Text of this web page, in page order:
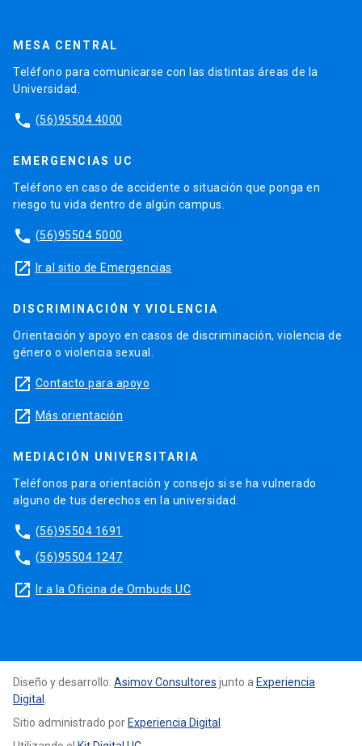
MESA CENTRAL
Teléfono para comunicarse con las distintas áreas de la
Universidad.
phone (56)95504 4000
EMERGENCIAS UC
Teléfono en caso de accidente o situación que ponga en
riesgo tu vida dentro de algún campus.
phone (56)95504 5000
launch Ir al sitio de Emergencias
DISCRIMINACIÓN Y VIOLENCIA
Orientación y apoyo en casos de discriminación, violencia de
género o violencia sexual.
launch Contacto para apoyo
launch Más orientación
MEDIACIÓN UNIVERSITARIA
Teléfonos para orientación y consejo si se ha vulnerado
alguno de tus derechos en la universidad.
phone (56)95504 1691
phone (56)95504 1247
launch Ir a la Oficina de Ombuds UC
Diseño y desarrollo: Asimov Consultores junto a Experiencia
Digital .
Sitio administrado por Experiencia Digital .